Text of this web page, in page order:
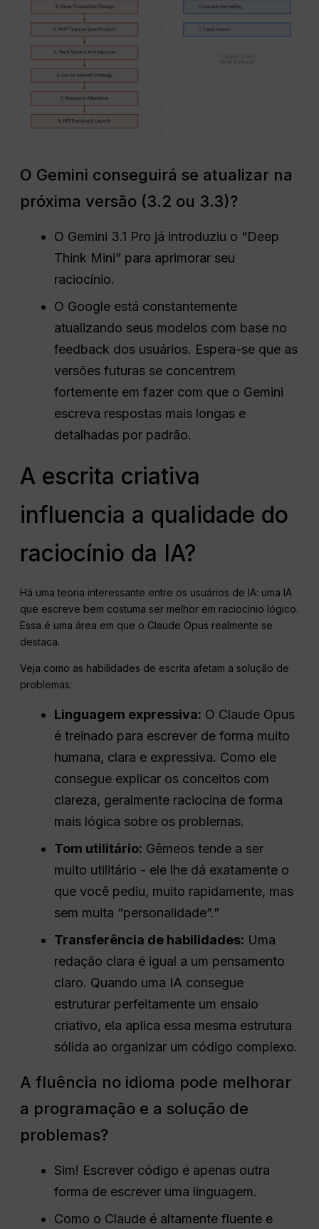
O Gemini conseguirá se atualizar na
próxima versão (3.2 ou 3.3)?
O Gemini 3.1 Pro já introduziu o “Deep
Think Mini” para aprimorar seu
raciocínio.
O Google está constantemente
atualizando seus modelos com base no
feedback dos usuários. Espera-se que as
versões futuras se concentrem
fortemente em fazer com que o Gemini
escreva respostas mais longas e
detalhadas por padrão.
A escrita criativa
influencia a qualidade do
raciocínio da IA?
Há uma teoria interessante entre os usuários de IA: uma IA
que escreve bem costuma ser melhor em raciocínio lógico.
Essa é uma área em que o Claude Opus realmente se
destaca.
Veja como as habilidades de escrita afetam a solução de
problemas:
Linguagem expressiva: O Claude Opus
é treinado para escrever de forma muito
humana, clara e expressiva. Como ele
consegue explicar os conceitos com
clareza, geralmente raciocina de forma
mais lógica sobre os problemas.
Tom utilitário: Gêmeos tende a ser
muito utilitário - ele lhe dá exatamente o
que você pediu, muito rapidamente, mas
sem muita “personalidade”.”
Transferência de habilidades: Uma
redação clara é igual a um pensamento
claro. Quando uma IA consegue
estruturar perfeitamente um ensaio
criativo, ela aplica essa mesma estrutura
sólida ao organizar um código complexo.
A fluência no idioma pode melhorar
a programação e a solução de
problemas?
Sim! Escrever código é apenas outra
forma de escrever uma linguagem.
Como o Claude é altamente fluente e